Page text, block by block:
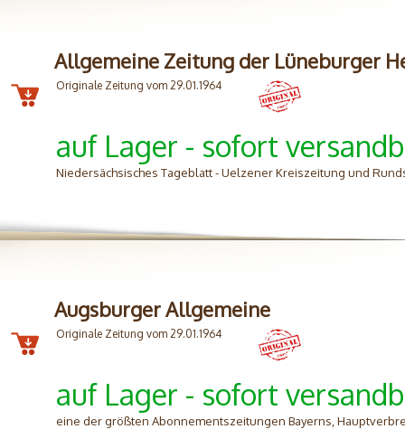
Allgemeine Zeitung der Lüneburger
Originale Zeitung vom 29.01.1964
auf Lager - sofort
Niedersächsisches Tageblatt - Uelzener Kreiszeitung und
Augsburger Allgemeine
Originale Zeitung vom 29.01.1964
auf Lager - sofort
eine der größten Abonnementszeitungen Bayerns,